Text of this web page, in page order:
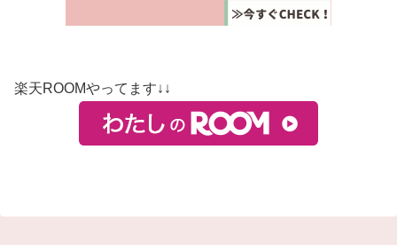
楽天ROOMやってます↓↓